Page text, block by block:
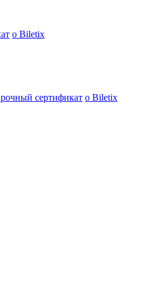
о Biletix
сертификат о Biletix